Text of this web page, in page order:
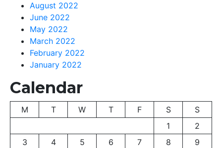
August 2022
June 2022
May 2022
March 2022
February 2022
January 2022
Calendar
M T W T F S
S
1
2
3
4 5 6 7 8 9